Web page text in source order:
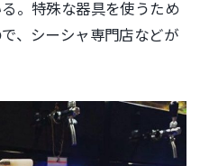
。特殊な器具を使うため
、シーシャ専門店などが